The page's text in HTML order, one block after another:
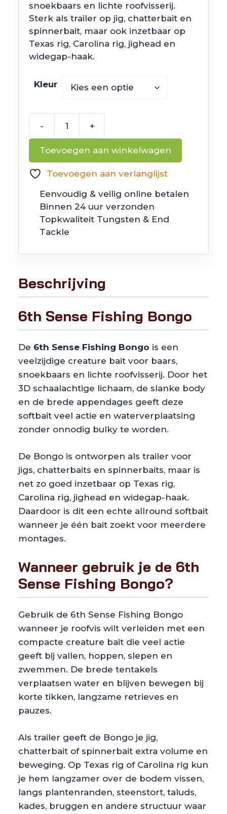
snoekbaars en lichte roofvisserij.
Sterk als trailer op jig, chatterbait en
spinnerbait, maar ook inzetbaar op
Texas rig, Carolina rig, jighead en
widegap-haak.
Kleur
-
Fishing
+
Toevoegen aan winkelwagen
Toevoegen aan verlanglijst
Eenvoudig & veilig online betalen
Binnen 24 uur verzonden
Topkwaliteit Tungsten & End
Tackle
Beschrijving
6th Sense Fishing Bongo
De 6th Sense Fishing Bongo is een
veelzijdige creature bait voor baars,
snoekbaars en lichte roofvisserij. Door het
3D schaalachtige lichaam, de slanke body
en de brede appendages geeft deze
softbait veel actie en waterverplaatsing
zonder onnodig bulky te worden.
De Bongo is ontworpen als trailer voor
jigs, chatterbaits en spinnerbaits, maar is
net zo goed inzetbaar op Texas rig,
Carolina rig, jighead en widegap-haak.
Daardoor is dit een echte allround softbait
wanneer je één bait zoekt voor meerdere
montages.
Wanneer gebruik je de 6th
Sense Fishing Bongo?
Gebruik de 6th Sense Fishing Bongo
wanneer je roofvis wilt verleiden met een
compacte creature bait die veel actie
geeft bij vallen, hoppen, slepen en
zwemmen. De brede tentakels
verplaatsen water en blijven bewegen bij
korte tikken, langzame retrieves en
pauzes.
Als trailer geeft de Bongo je jig,
chatterbait of spinnerbait extra volume en
beweging. Op Texas rig of Carolina rig kun
je hem langzamer over de bodem vissen,
langs plantenranden, steenstort, taluds,
kades, bruggen en andere structuur waar